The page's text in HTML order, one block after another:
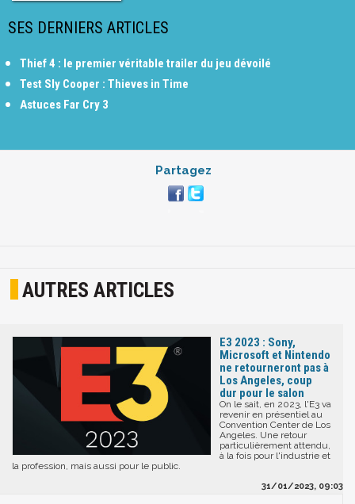
SES DERNIERS ARTICLES
Thief 4 : le premier véritable trailer du jeu dévoilé
Test Sly Cooper : Thieves in Time
Astuces Far Cry 3
Partagez
AUTRES ARTICLES
E3 2023 : Sony,
Microsoft et Nintendo
ne retourneront pas à
Los Angeles, coup
dur pour le salon
On le sait, en 2023, l'E3 va
revenir en présentiel au
Convention Center de Los
Angeles. Une retour
particulièrement attendu,
à la fois pour l'industrie et
la profession, mais aussi pour le public.
31/01/2023, 09:03